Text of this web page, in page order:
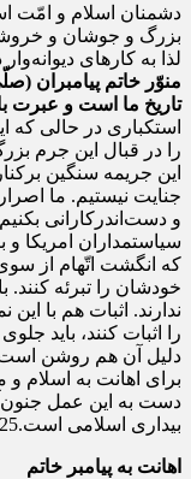
دشمنان اسلام و امّت
بزرگ و جوشان و
لذا به كارهاى
منوّر خاتم پیامبران
تاریخ ما است و عبرت
استكبارى در حالى
را در قبال این جرم
این جریمه‌ سنگین
جنایت نیستیم. ما
و دست‌اندركارانى
سیاستمداران
كه انگشت اتّهام از
خودشان را تبرئه
ندارند. اثبات هم با این
را اثبات كنند، باید
دلیل آن هم روشن است؛
براى اهانت به اسلام و
دست به این عمل
بیدارى اسلامى است.25
اهانت به پیامبر خاتم